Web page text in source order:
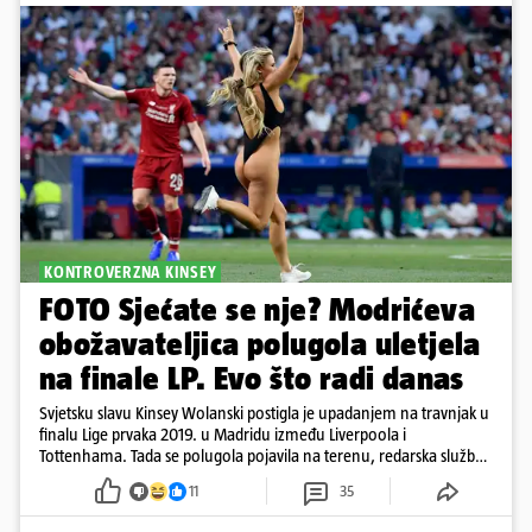
KONTROVERZNA KINSEY
FOTO Sjećate se nje? Modrićeva
obožavateljica polugola uletjela
na finale LP. Evo što radi danas
Svjetsku slavu Kinsey Wolanski postigla je upadanjem na travnjak u
finalu Lige prvaka 2019. u Madridu između Liverpoola i
Tottenhama. Tada se polugola pojavila na terenu, redarska služba
ju je lovila po travnjaku, a njezine fotografije obišle su svijet.
11 35